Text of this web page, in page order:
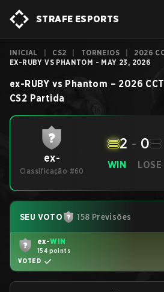
STRAFE ESPORTS
INICIAL CS2 TORNEIOS 2026
EX-RUBY VS PHANTOM - MAY 23, 2026
ex-RUBY vs Phantom – 2026
CS2 Partida
ex-
Classificação #60
WIN
2 - 0
LOSE
SEU VOTO 158 Previsões
ex-WIN
154 points
VOTED